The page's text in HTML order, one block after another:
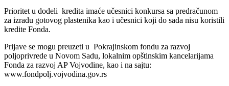
Prioritet u dodeli kredita imaće učesnici konkursa sa predračunom
za izradu gotovog plastenika kao i učesnici koji do sada nisu koristili
kredite Fonda.
Prijave se mogu preuzeti u Pokrajinskom fondu za razvoj
poljoprivrede u Novom Sadu, lokalnim opštinskim kancelarijama
Fonda za razvoj AP Vojvodine, kao i na sajtu:
www.fondpolj.vojvodina.gov.rs